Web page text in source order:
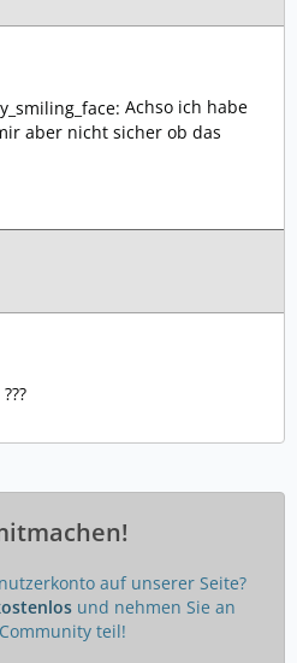
Achso ich habe
aber nicht sicher ob das
auf unserer Seite?
und nehmen Sie an
teil!